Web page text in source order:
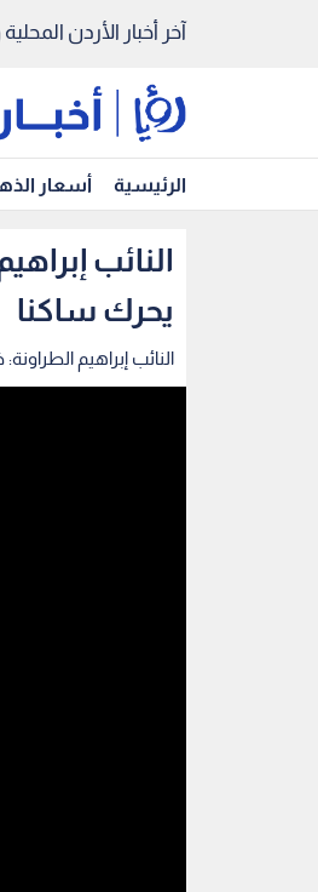
آخر أخبار الأردن
الرئيسية أسعار
النائب
يحرك ساكنا
النائب إبراهيم